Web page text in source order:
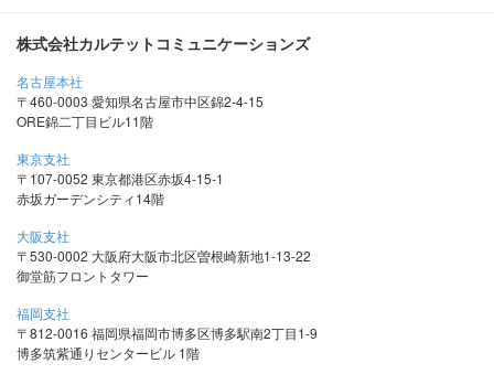
株式会社カルテットコミュニケーションズ
名古屋本社
〒460-0003 愛知県名古屋市中区錦2-4-15
ORE錦二丁目ビル11階
東京支社
〒107-0052 東京都港区赤坂4-15-1
赤坂ガーデンシティ14階
大阪支社
〒530-0002 大阪府大阪市北区曽根崎新地1-13-22
御堂筋フロントタワー
福岡支社
〒812-0016 福岡県福岡市博多区博多駅南2丁目1-9
博多筑紫通りセンタービル 1階